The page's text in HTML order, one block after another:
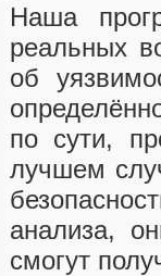
Наша
реальных
об
по сути,
лучшем
анализа,
смогут